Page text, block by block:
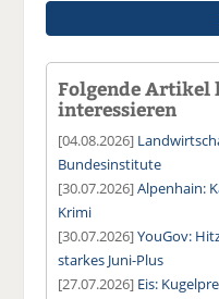
Folgende Artikel
interessieren
[04.08.2026]
Bundesinstitute
[30.07.2026]Alpenhain:
Krimi
[30.07.2026]YouGov:
starkes Juni-Plus
[27.07.2026] Eis: